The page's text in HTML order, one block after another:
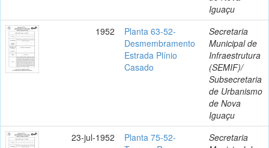
Iguaçu
1952
Planta 63-52-
Desmembramento
Estrada Plínio
Casado
Secretaria
Municipal de
Infraestrutura
(SEMIF)/
Subsecretaria
de Urbanismo
de Nova
Iguaçu
23-jul-1952
Planta 75-52-
Secretaria